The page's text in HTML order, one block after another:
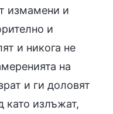
измамени и
и
и никога не
на
и ги доловят
като излъжат,